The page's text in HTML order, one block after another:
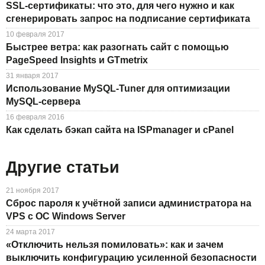
SSL-cертификаты: что это, для чего нужно и как
сгенерировать запрос на подписание сертификата
10 февраля 2017
Быстрее ветра: как разогнать сайт с помощью
PageSpeed Insights и GTmetrix
31 января 2017
Использование MySQL-Tuner для оптимизации
MySQL-сервера
16 февраля 2016
Как сделать бэкап сайта на ISPmanager и cPanel
Другие статьи
21 ноября 2017
Сброс пароля к учётной записи администратора на
VPS с ОС Windows Server
24 марта 2017
«Отключить нельзя помиловать»: как и зачем
выключить конфигурацию усиленной безопасности